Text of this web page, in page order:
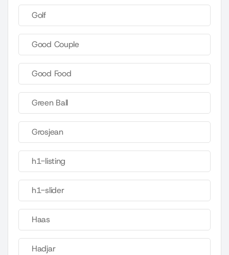
Golf
Good Couple
Good Food
Green Ball
Grosjean
h1-listing
h1-slider
Haas
Hadjar